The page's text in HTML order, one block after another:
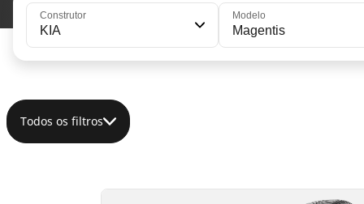
Construtor
KIA
Modelo
Magentis
Todos os filtros